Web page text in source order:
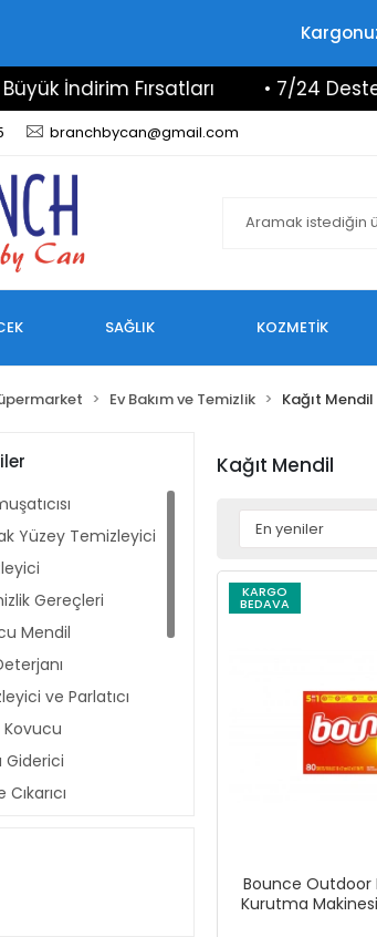
İndirim Fırsatları • 7/24 Destek
branchbycan@gmail.com
SAĞLIK KOZMETİK
Ev Bakım ve Temizlik Kağıt Mendil
Yüzey Temizleyici
Gereçleri
Mendil
ve Parlatıcı
Kovucu
Giderici
Kireç Sökücü
Kağıt Mendil
KARGO
BEDAVA
Bounce Outdoor
Kurutma